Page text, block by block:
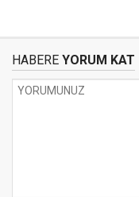
HABERE YORUM KAT